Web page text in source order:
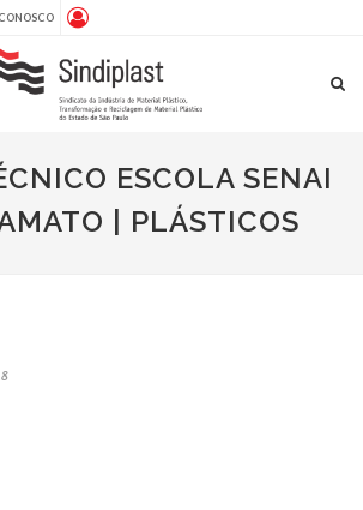
ESCOLA SENAI
| PLÁSTICOS